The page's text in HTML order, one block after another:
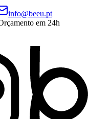
info@beeu.pt
em 24h